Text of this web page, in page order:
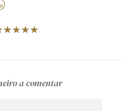
a comentar